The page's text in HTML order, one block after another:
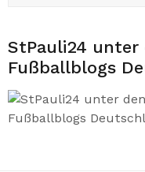
StPauli24 unter
Fußballblogs